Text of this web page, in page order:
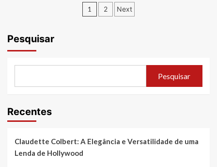
Paginação
1 2 Next
Pesquisar
Pesquisar
Recentes
Claudette Colbert: A Elegância e Versatilidade de uma
Lenda de Hollywood